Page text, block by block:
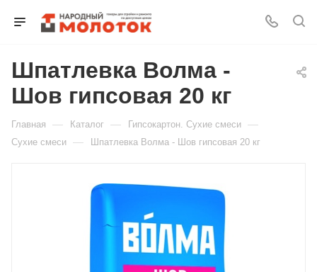
Шпатлевка Волма -
Шов гипсовая 20 кг
Главная — Каталог — Гипсокартон. Сухие смеси —
Сухие смеси — Шпатлевка Волма - Шов гипсовая 20 кг
Для клиентов всех банков
оплату на части
График платежей